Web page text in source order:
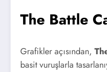
The Battle
Grafikler açısından,
basit vuruşlarla